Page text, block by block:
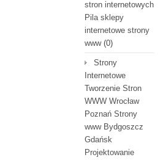
stron internetowych
Pila sklepy
internetowe strony
www(0)
Strony
Internetowe
Tworzenie Stron
WWW Wrocław
Poznań Strony
www Bydgoszcz
Gdańsk
Projektowanie